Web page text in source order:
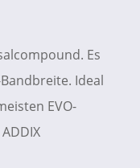
Es
Ideal
EVO-